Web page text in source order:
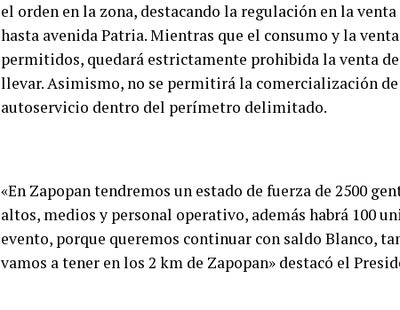
el orden en la zona, destacando la regulación en la
hasta avenida Patria. Mientras que el consumo y la
permitidos, quedará estrictamente prohibida la venta
llevar. Asimismo, no se permitirá la comercialización
autoservicio dentro del perímetro delimitado.
«En Zapopan tendremos un estado de fuerza de 2500
altos, medios y personal operativo, además habrá 100
evento, porque queremos continuar con saldo Blanco,
vamos a tener en los 2 km de Zapopan» destacó el